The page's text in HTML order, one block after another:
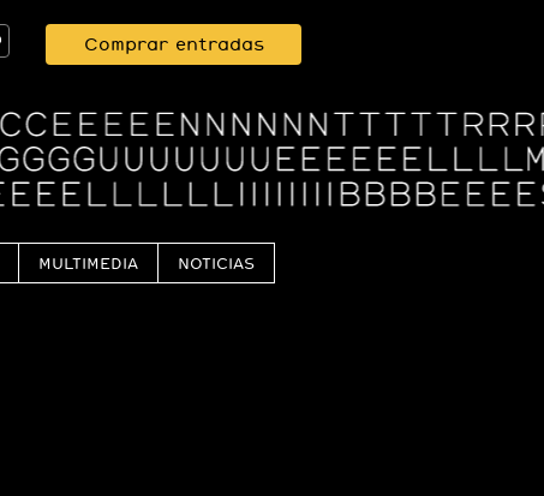
Comprar entradas
MULTIMEDIA NOTICIAS